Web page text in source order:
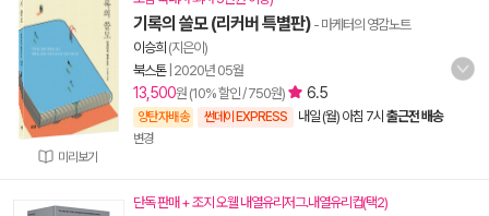
미리보기
기록의 쓸모 (리커버 특별판) - 마케터의 영감노트
이승희 (지은이)
북스톤| 2020년 05월
13,500원 (10% 할인 / 750원) 6.5
양탄자배송 썬데이 EXPRESS 내일 (월) 아침 7시 출근전 배송
변경
단독 판매 + 조지 오웰 내열유리저그.내열유리컵(택2)